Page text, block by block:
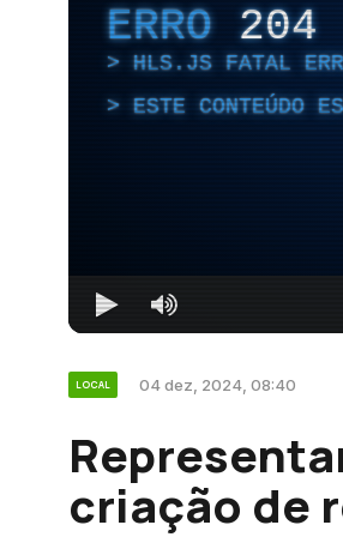
ERRO 204
HLS.JS FATAL
ESTE CONTEÚDO
LOCAL 04 dez, 2024, 08:40
criação de